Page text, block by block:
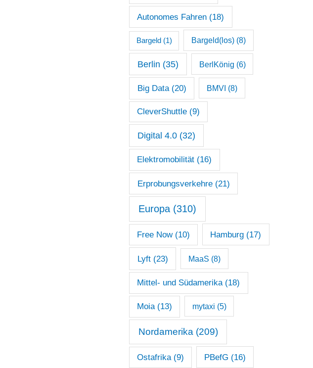
h
Autonomes Fahren (18)
Bargeld (1) Bargeld(los)(8)
Berlin (35) BerlKönig (6)
Big Data(20) BMVI (8)
CleverShuttle(9)
Digital 4.0(32)
Elektromobilität (16)
Erprobungsverkehre(21)
Europa(310)
Free Now(10) Hamburg (17)
Lyft(23) MaaS (8)
Mittel- und Südamerika(18)
Moia(13) mytaxi (5)
Nordamerika (209)
Ostafrika(9) PBefG (16)